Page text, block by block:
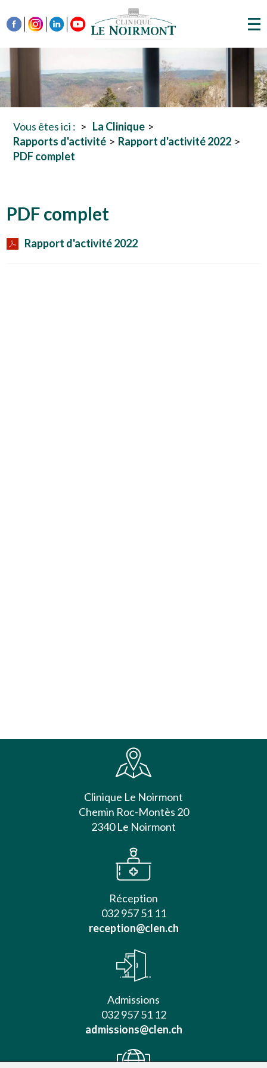
Vous êtes ici :
La Clinique
Rapports d'activité
Rapport d'activité 2022
PDF complet
PDF complet
Rapport d'activité 2022
Clinique Le Noirmont
Chemin Roc-Montès 20
2340 Le Noirmont
Réception
032 957 51 11
reception@clen.ch
Admissions
032 957 51 12
admissions@clen.ch